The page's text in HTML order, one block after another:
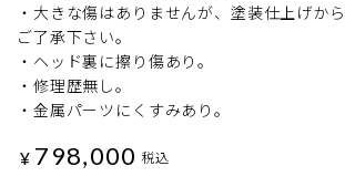
・大きな傷はありませんが、塗装仕上げか
ご了承下さい。
・ヘッド裏に擦り傷あり。
・修理歴無し。
・金属パーツにくすみあり。
¥ 798,000 税込